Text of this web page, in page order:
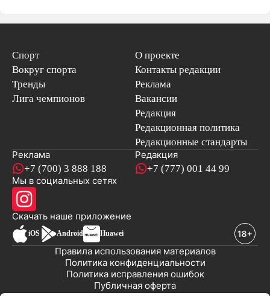
Спорт
Вокруг спорта
Тренды
Лига чемпионов
О проекте
Контакты редакции
Реклама
Вакансии
Редакция
Редакционная политика
Редакционные стандарты
Реклама
+7 (700) 3 888 188
Редакция
+7 (777) 001 44 99
Мы в социальных сетях
Скачать наше приложениеновостей
iOS Android Huawei
Публичная оферта
Политика исправления ошибок
Политика конфиденциальности
Правила использования материалов